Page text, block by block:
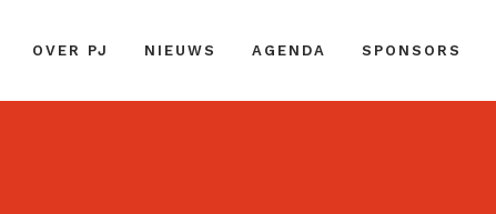
OVER PJ NIEUWS AGENDA SPONSORS